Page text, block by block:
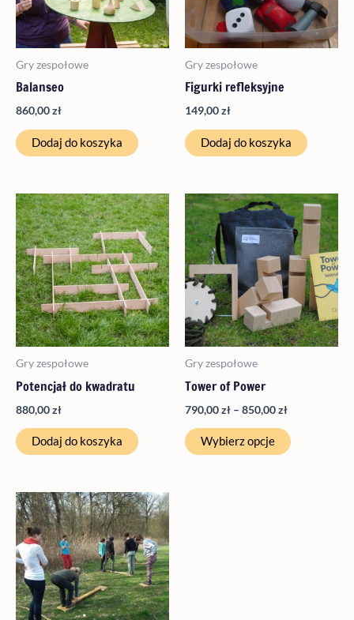
Gry zespołowe
Balanseo
860,00zł
Dodaj do koszyka
Gry zespołowe
Figurki refleksyjne
149,00zł
Dodaj do koszyka
Gry zespołowe
Potencjał do kwadratu
880,00zł
Dodaj do koszyka
Gry zespołowe
Tower of Power
790,00zł – 850,00zł
Zakres
cen:
od
790,00 zł
do
850,00 zł
Wybierz opcje
Ten
produkt
ma
wiele
wariantów.
Opcje
można
wybrać